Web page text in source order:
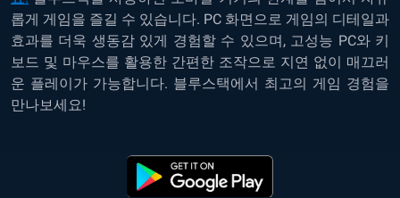
롭게 게임을 즐길 수 있습니다. PC 화면으로 게임의 디테일과
효과를 더욱 생동감 있게 경험할 수 있으며, 고성능 PC와 키
보드 및 마우스를 활용한 간편한 조작으로 지연 없이 매끄러
운 플레이가 가능합니다. 블루스택에서 최고의 게임 경험을
만나보세요!